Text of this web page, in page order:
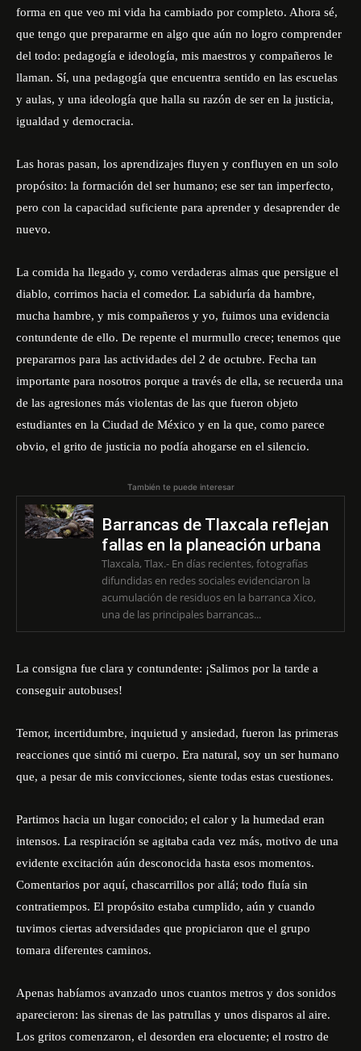
forma en que veo mi vida ha cambiado por completo. Ahora sé,
que tengo que prepararme en algo que aún no logro comprender
del todo: pedagogía e ideología, mis maestros y compañeros le
llaman. Sí, una pedagogía que encuentra sentido en las escuelas
y aulas, y una ideología que halla su razón de ser en la justicia,
igualdad y democracia.
Las horas pasan, los aprendizajes fluyen y confluyen en un solo
propósito: la formación del ser humano; ese ser tan imperfecto,
pero con la capacidad suficiente para aprender y desaprender de
nuevo.
La comida ha llegado y, como verdaderas almas que persigue el
diablo, corrimos hacia el comedor. La sabiduría da hambre,
mucha hambre, y mis compañeros y yo, fuimos una evidencia
contundente de ello. De repente el murmullo crece; tenemos que
prepararnos para las actividades del 2 de octubre. Fecha tan
importante para nosotros porque a través de ella, se recuerda una
de las agresiones más violentas de las que fueron objeto
estudiantes en la Ciudad de México y en la que, como parece
obvio, el grito de justicia no podía ahogarse en el silencio.
También te puede interesar
Barrancas de Tlaxcala reflejan
fallas en la planeación urbana
Tlaxcala, Tlax.- En días recientes, fotografías
difundidas en redes sociales evidenciaron la
acumulación de residuos en la barranca Xico,
una de las principales barrancas...
La consigna fue clara y contundente: ¡Salimos por la tarde a
conseguir autobuses!
Temor, incertidumbre, inquietud y ansiedad, fueron las primeras
reacciones que sintió mi cuerpo. Era natural, soy un ser humano
que, a pesar de mis convicciones, siente todas estas cuestiones.
Partimos hacia un lugar conocido; el calor y la humedad eran
intensos. La respiración se agitaba cada vez más, motivo de una
evidente excitación aún desconocida hasta esos momentos.
Comentarios por aquí, chascarrillos por allá; todo fluía sin
contratiempos. El propósito estaba cumplido, aún y cuando
tuvimos ciertas adversidades que propiciaron que el grupo
tomara diferentes caminos.
Apenas habíamos avanzado unos cuantos metros y dos sonidos
aparecieron: las sirenas de las patrullas y unos disparos al aire.
Los gritos comenzaron, el desorden era elocuente; el rostro de